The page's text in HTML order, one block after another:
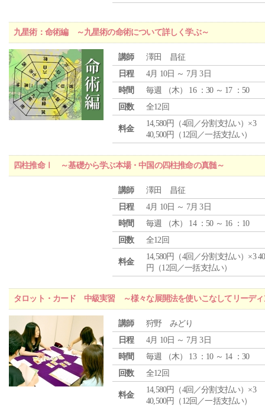
九星術：命術編 ～九星術の命術について詳しく学ぶ～
講師
澤田 昌征
日程
4月 10日 ～ 7月 3日
時間
毎週 （木） 16 ：30 ～ 17 ：50
回数
全12回
料金
14,580円（4回／分割支払い）×3
40,500円（12回／一括支払い）
四柱推命Ⅰ ～基礎から学ぶ本場・中国の四柱推命の真髄～
講師
澤田 昌征
日程
4月 10日 ～ 7月 3日
時間
毎週 （木） 14 ：50 ～ 16 ：10
回数
全12回
料金
14,580円（4回／分割支払い）×3
円（12回／一括支払い）
タロット・カード 中級実習 ～様々な展開法を使いこなしてリーディ
講師
狩野 みどり
日程
4月 10日 ～ 7月 3日
時間
毎週 （木） 13 ：10 ～ 14 ：30
回数
全12回
料金
14,580円（4回／分割支払い）×3
40,500円（12回／一括支払い）